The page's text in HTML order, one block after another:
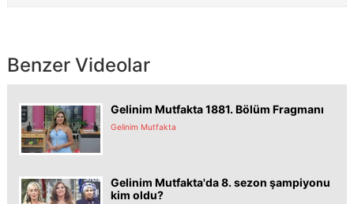
Benzer Videolar
Gelinim Mutfakta 1881. Bölüm Fragmanı
Gelinim Mutfakta
Gelinim Mutfakta'da 8. sezon şampiyonu
kim oldu?